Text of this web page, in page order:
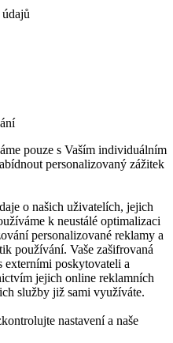
pouze s Vaším individuálním
personalizovaný zážitek
o našich uživatelích, jejich
k neustálé optimalizaci
personalizované reklamy a
používání. Vaše zašifrovaná
externími poskytovateli a
jejich online reklamních
služby již sami využíváte.
nastavení a naše